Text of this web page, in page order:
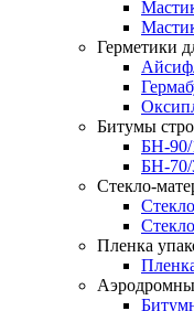
Герметики
Битумы
БН-90/
БН-70/
Стекло-
Пленка